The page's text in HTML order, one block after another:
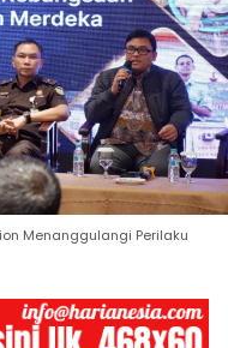
Menanggulangi Perilaku